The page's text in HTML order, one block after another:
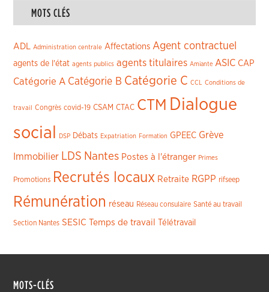
MOTS CLÉS
ADL Administration centrale Affectations Agent contractuel
agents de l'état agents publics agents titulaires Amiante ASIC CAP
Catégorie A Catégorie B Catégorie C CCL Conditions de
travail Congrès covid-19 CSAM CTAC CTM Dialogue
social
DSP Débats Expatriation Formation GPEEC Grève
Immobilier LDS Nantes Postes à l'étranger Primes
Promotions Recrutés locaux Retraite RGPP rifseep
Rémunération réseau Réseau consulaire Santé au travail
Section Nantes SESIC Temps de travail Télétravail
MOTS-CLÉS